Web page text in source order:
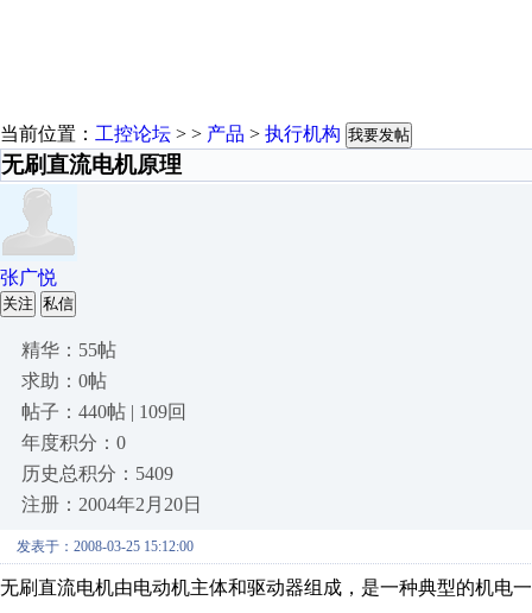
当前位置： 工控论坛 > > 产品 > 执行机构 我要发帖
无刷直流电机原理
张广悦
关注 私信
精华：55帖
求助：0帖
帖子：440帖 | 109回
年度积分：0
历史总积分：5409
注册：2004年2月20日
发表于：2008-03-25 15:12:00
无刷直流电机由电动机主体和驱动器组成，是一种典型的机电